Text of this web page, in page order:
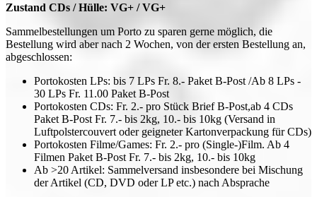
Zustand CDs / Hülle: VG+ / VG+
Sammelbestellungen um Porto zu sparen gerne möglich, die
Bestellung wird aber nach 2 Wochen, von der ersten Bestellung an,
abgeschlossen:
Portokosten LPs: bis 7 LPs Fr. 8.- Paket B-Post /Ab 8 LPs -
30 LPs Fr. 11.00 Paket B-Post
Portokosten CDs: Fr. 2.- pro Stück Brief B-Post,ab 4 CDs
Paket B-Post Fr. 7.- bis 2kg, 10.- bis 10kg (Versand in
Luftpolstercouvert oder geigneter Kartonverpackung für CDs)
Portokosten Filme/Games: Fr. 2.- pro (Single-)Film. Ab 4
Filmen Paket B-Post Fr. 7.- bis 2kg, 10.- bis 10kg
Ab >20 Artikel: Sammelversand insbesondere bei Mischung
der Artikel (CD, DVD oder LP etc.) nach Absprache